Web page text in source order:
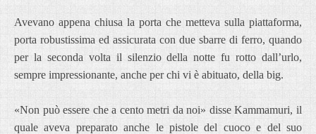
Avevano appena chiusa la porta che metteva sulla piattaforma,
porta robustissima ed assicurata con due sbarre di ferro, quando
per la seconda volta il silenzio della notte fu rotto dall’urlo,
sempre impressionante, anche per chi vi è abituato, della big.
«Non può essere che a cento metri da noi» disse Kammamuri, il
quale aveva preparato anche le pistole del cuoco e del suo